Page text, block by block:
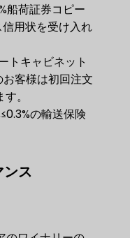
船荷証券コピー
用状を受け入れ
トキャビネット
お客様は初回注文
。
の輸送保険
ス